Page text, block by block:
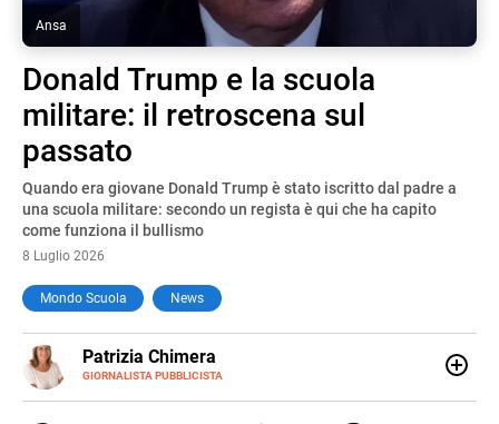
Ansa
Donald Trump e la scuola
militare: il retroscena sul
passato
Quando era giovane Donald Trump è stato iscritto dal padre a
una scuola militare: secondo un regista è qui che ha capito
come funziona il bullismo
8 Luglio 2026
Mondo Scuola News
Patrizia Chimera
GIORNALISTA PUBBLICISTA
E-
MAIL
LINKEDIN